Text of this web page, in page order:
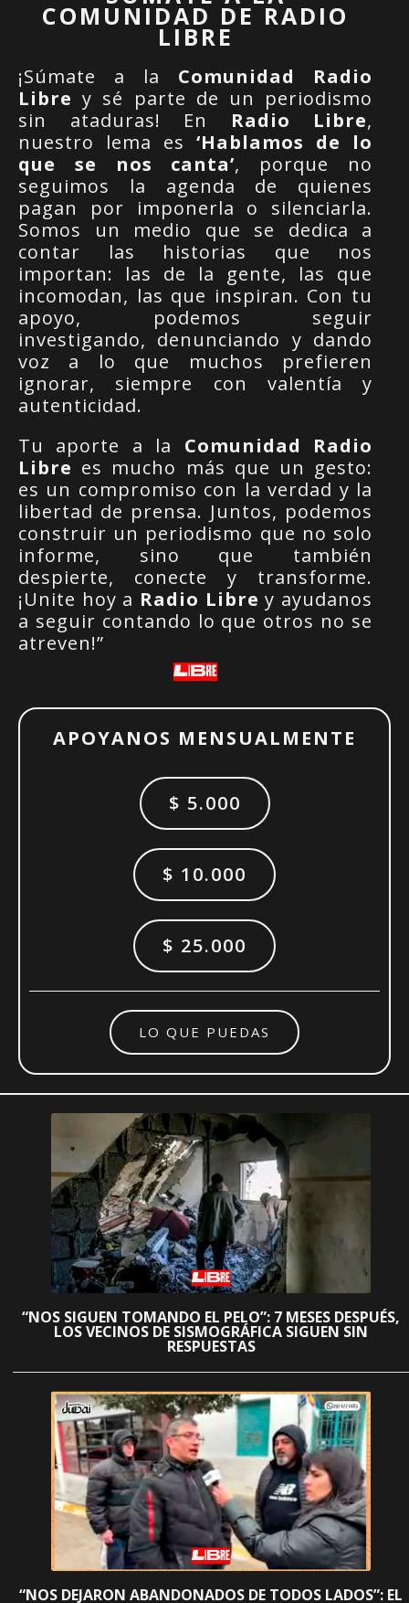
COMUNIDAD DE RADIO
LIBRE
¡Súmate a la Comunidad Radio
Libre y sé parte de un periodismo
sin ataduras! En Radio Libre,
nuestro lema es ‘Hablamos de lo
que se nos canta’, porque no
seguimos la agenda de quienes
pagan por imponerla o silenciarla.
Somos un medio que se dedica a
contar las historias que nos
importan: las de la gente, las que
incomodan, las que inspiran. Con tu
apoyo, podemos seguir
investigando, denunciando y dando
voz a lo que muchos prefieren
ignorar, siempre con valentía y
autenticidad.
Tu aporte a la Comunidad Radio
Libre es mucho más que un gesto:
es un compromiso con la verdad y la
libertad de prensa. Juntos, podemos
construir un periodismo que no solo
informe, sino que también
despierte, conecte y transforme.
¡Unite hoy a Radio Libre y ayudanos
a seguir contando lo que otros no se
atreven!”
APOYANOS MENSUALMENTE
$ 5.000
$ 10.000
$ 25.000
LO QUE PUEDAS
“NOS SIGUEN TOMANDO EL PELO”: 7 MESES DESPUÉS,
LOS VECINOS DE SISMOGRÁFICA SIGUEN SIN
RESPUESTAS
“NOS DEJARON ABANDONADOS DE TODOS LADOS”: EL